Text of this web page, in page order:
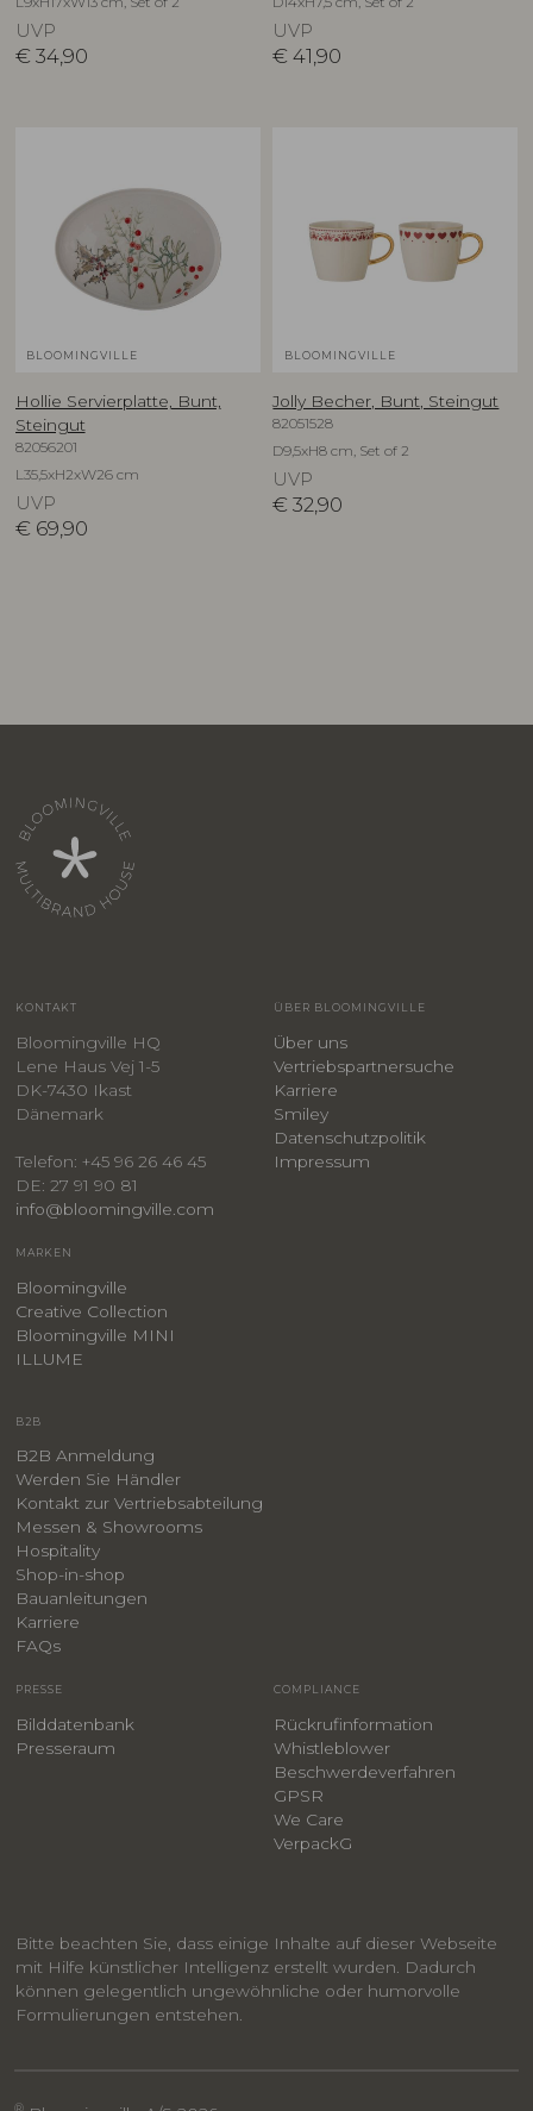
UVP
€ 34,90
UVP
€ 41,90
BLOOMINGVILLE
Hollie Servierplatte, Bunt,
Steingut
82056201
L35,5xH2xW26 cm
UVP
€ 69,90
BLOOMINGVILLE
Jolly Becher, Bunt, Steingut
82051528
D9,5xH8 cm, Set of 2
UVP
€ 32,90
KONTAKT
Bloomingville HQ
Lene Haus Vej 1-5
DK-7430 Ikast
Dänemark
Telefon: +45 96 26 46 45
DE: 27 91 90 81
info@bloomingville.com
ÜBER BLOOMINGVILLE
Über uns
Vertriebspartnersuche
Karriere
Smiley
​Datenschutzpolitik
Impressum
MARKEN
Bloomingville
Creative Collection
Bloomingville MINI
ILLUME
B2B
B2B Anmeldung
Werden Sie Händler
Kontakt zur Vertriebsabteilung
Messen & Showrooms
Hospitality
Shop-in-shop
Bauanleitungen
​Karriere
FAQs
PRESSE
Bilddatenbank
Presseraum
COMPLIANCE
Rückrufinformation
Whistleblower
​Beschwerdeverfahren
GPSR
We Care
VerpackG
Bitte beachten Sie, dass einige Inhalte auf dieser Webseite
mit Hilfe künstlicher Intelligenz erstellt wurden. Dadurch
können gelegentlich ungewöhnliche oder humorvolle
Formulierungen entstehen.